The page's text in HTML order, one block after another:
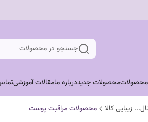
جستجو در محصولات
محصولات جدیددرباره مامقالات آموزشی
محصولات مراقبت پوست